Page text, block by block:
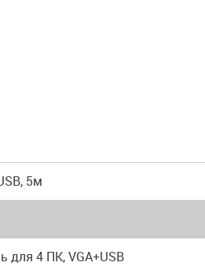
5м
для 4 ПК, VGA+USB